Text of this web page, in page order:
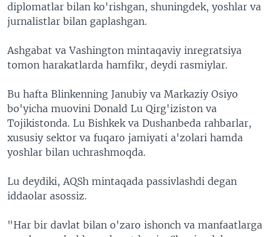
diplomatlar bilan ko'rishgan, shuningdek, yoshlar va
jurnalistlar bilan gaplashgan.
Ashgabat va Vashington mintaqaviy inregratsiya
tomon harakatlarda hamfikr, deydi rasmiylar.
Bu hafta Blinkenning Janubiy va Markaziy Osiyo
bo'yicha muovini Donald Lu Qirg'iziston va
Tojikistonda. Lu Bishkek va Dushanbeda rahbarlar,
xususiy sektor va fuqaro jamiyati a'zolari hamda
yoshlar bilan uchrashmoqda.
Lu deydiki, AQSh mintaqada passivlashdi degan
iddaolar asossiz.
"Har bir davlat bilan o'zaro ishonch va manfaatlarga